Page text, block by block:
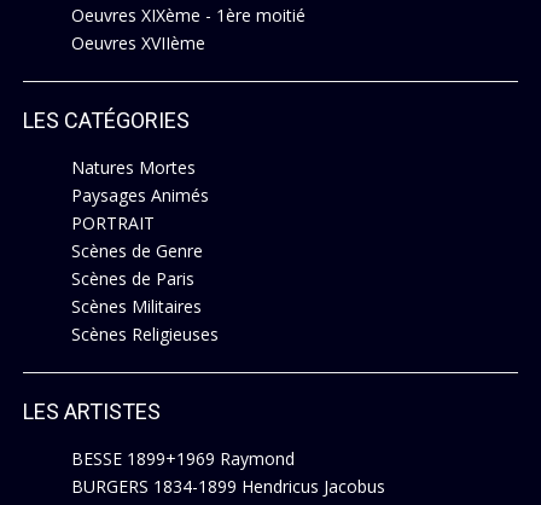
Oeuvres XIXème - 1ère moitié
Oeuvres XVIIème
LES CATÉGORIES
Natures Mortes
Paysages Animés
PORTRAIT
Scènes de Genre
Scènes de Paris
Scènes Militaires
Scènes Religieuses
LES ARTISTES
BESSE 1899+1969 Raymond
BURGERS 1834-1899 Hendricus Jacobus